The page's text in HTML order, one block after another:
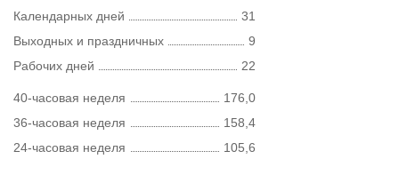
Календарных дней
31
Выходных и праздничных
9
Рабочих дней
22
40-часовая неделя
176,0
36-часовая неделя
158,4
24-часовая неделя
105,6